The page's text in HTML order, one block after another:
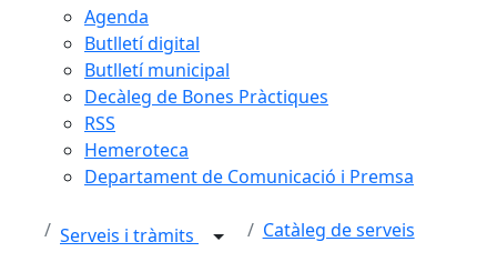
Agenda
Butlletí digital
Butlletí municipal
Decàleg de Bones Pràctiques
RSS
Hemeroteca
Departament de Comunicació i Premsa
Serveis i tràmits Catàleg de serveis